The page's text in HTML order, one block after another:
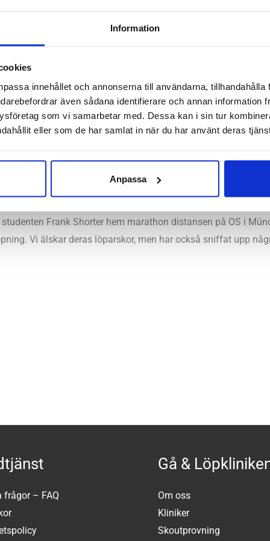
Information
innehållet och annonserna till användarna,
även sådana identifierare och annan information
som vi samarbetar med. Dessa kan i sin tur
eller som de har samlat in när du har använt deras
Anpassa
– Framfot 18 mm
12 mm
Stockholm Odengatan, Stockholm Storgatan,
Frank Shorter hem marathon distansen på OS i
Vi älskar deras löparskor, men har också sniffat upp
frågor – FAQ
Gå &
Om oss
Kliniker
Skoutprovning